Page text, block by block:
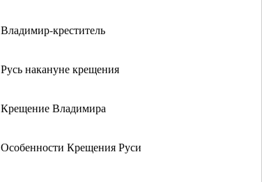
Владимир-креститель
Русь накануне крещения
Крещение Владимира
Особенности Крещения Руси